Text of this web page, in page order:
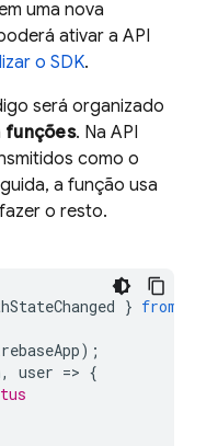
uma nova
ativar a API
o SDK.
será organizado
funções. Na API
como o
a função usa
o resto.
} from
);
, user => {